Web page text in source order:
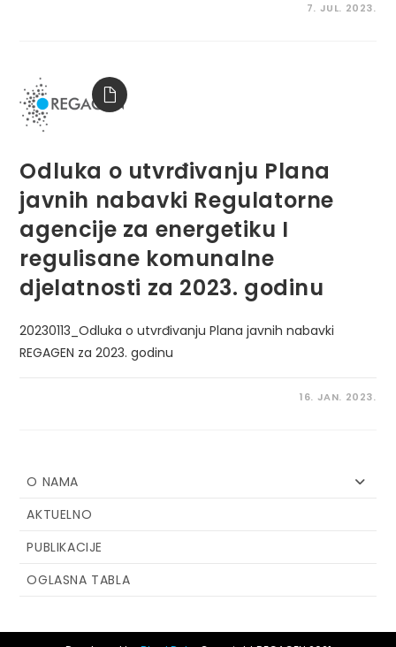
7. JUL. 2023.
Odluka o utvrđivanju Plana
javnih nabavki Regulatorne
agencije za energetiku I
regulisane komunalne
djelatnosti za 2023. godinu
20230113_Odluka o utvrđivanju Plana javnih nabavki
REGAGEN za 2023. godinu
16. JAN. 2023.
O NAMA
AKTUELNO
PUBLIKACIJE
OGLASNA TABLA